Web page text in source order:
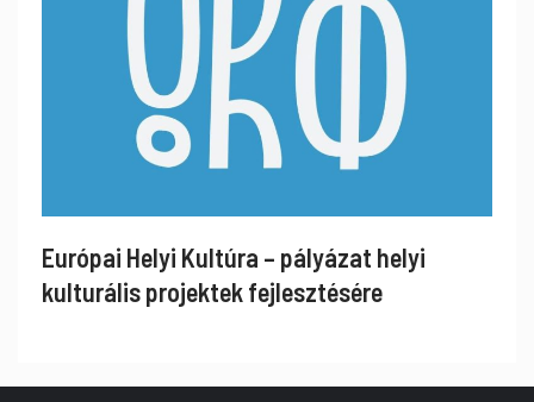
Európai Helyi Kultúra – pályázat helyi
kulturális projektek fejlesztésére